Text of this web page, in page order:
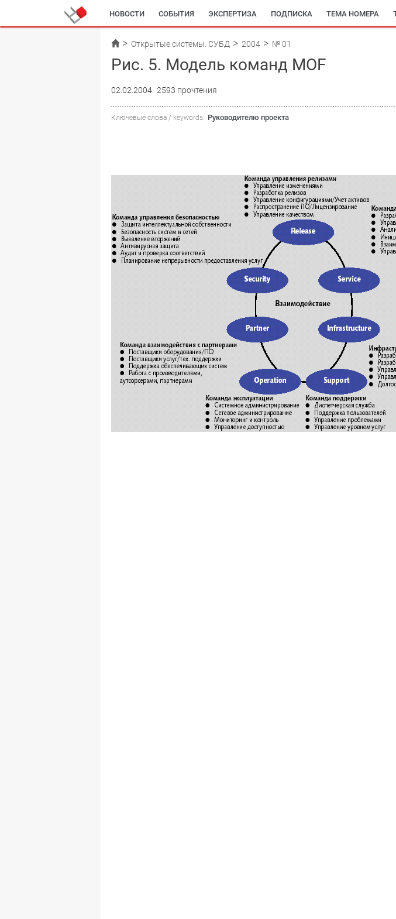
НОВОСТИ СОБЫТИЯ ЭКСПЕРТИЗА ПОДПИСКА ТЕМА НОМЕРА
Открытые системы. СУБД 2004 № 01
Рис. 5. Модель команд MOF
02.02.2004 2593 прочтения
Ключевые слова / keywords: Руководителю проекта